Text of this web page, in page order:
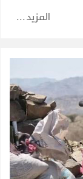
المزيد